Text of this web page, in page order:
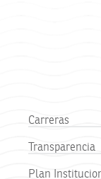
Carreras
Transparencia
Plan